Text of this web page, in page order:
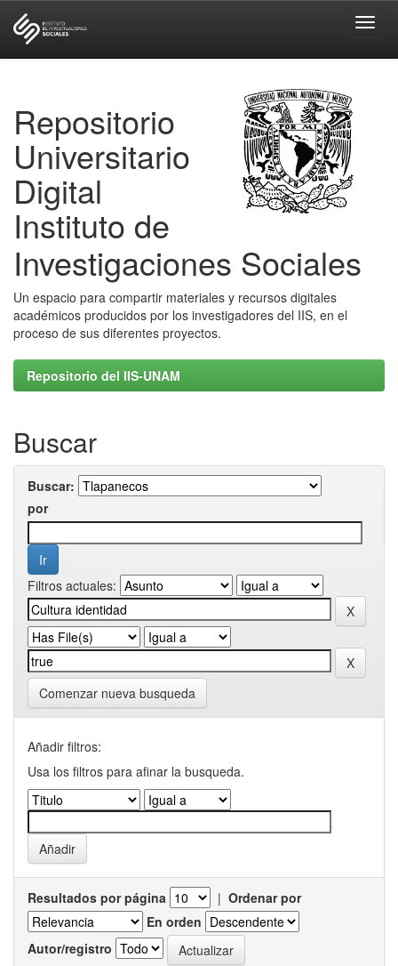
Repositorio
Universitario
Digital
Instituto de
Investigaciones Sociales
Un espacio para compartir materiales y recursos digitales
académicos producidos por los investigadores del IIS, en el
proceso de sus diferentes proyectos.
Repositorio del IIS-UNAM
Buscar
Buscar:
por
Filtros actuales:
Comenzar nueva busqueda
Añadir filtros:
Usa los filtros para afinar la busqueda.
Resultados por página | Ordenar por
En orden
Autor/registro